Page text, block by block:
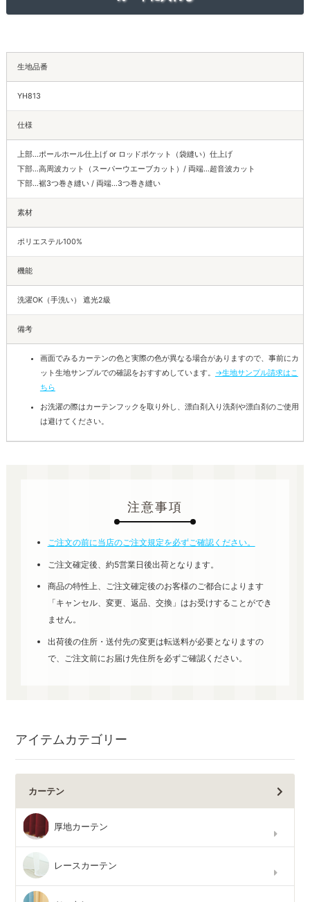
生地品番
YH813
仕様
上部…ポールホール仕上げ or ロッドポケット（袋縫い）仕上げ
下部…高周波カット（スーパーウエーブカット）/ 両端…超音波カット
下部…裾3つ巻き縫い / 両端…3つ巻き縫い
素材
ポリエステル100%
機能
洗濯OK（手洗い） 遮光2級
備考
画面でみるカーテンの色と実際の色が異なる場合がありますので、事前にカ
ット生地サンプルでの確認をおすすめしています。 →生地サンプル請求はこ
ちら
お洗濯の際はカーテンフックを取り外し、漂白剤入り洗剤や漂白剤のご使用
は避けてください。
注意事項
ご注文の前に当店のご注文規定を必ずご確認ください。
ご注文確定後、約5営業日後出荷となります。
商品の特性上、ご注文確定後のお客様のご都合によります
「キャンセル、変更、返品、交換」はお受けすることができ
ません。
出荷後の住所・送付先の変更は転送料が必要となりますの
で、ご注文前にお届け先住所を必ずご確認ください。
アイテムカテゴリー
カーテン
厚地カーテン
レースカーテン